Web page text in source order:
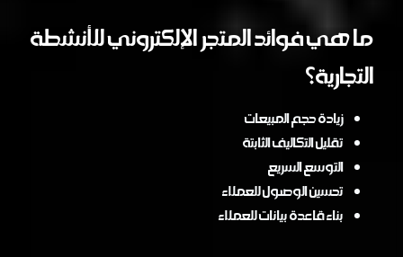
ما هي فوائد المتجر الإلكتروني للأنشطة
التجارية؟
زيادة حجم المبيعات
تقليل التكاليف الثابتة
التوسع السريع
تحسين الوصول للعملاء
بناء قاعدة بيانات للعملاء